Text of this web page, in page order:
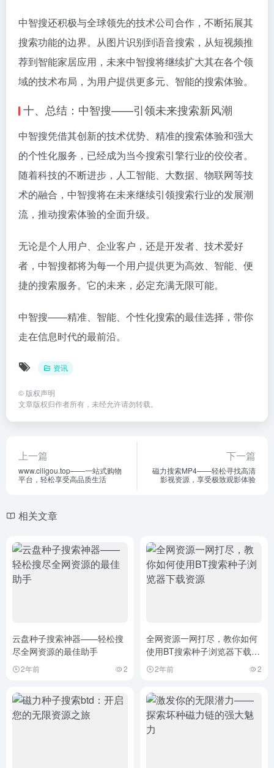
中智搜还积极与全球领先的技术公司合作，不断拓展其
搜索功能的边界。从图片识别到语音搜索，从短视频推
荐到智能家居应用，未来中智搜将继续扩大其在各个领
域的技术布局，为用户提供更多元、智能的搜索体验。
十、总结：中智搜——引领未来搜索新风潮
中智搜凭借其创新的技术优势、精准的搜索体验和强大
的个性化服务，已经成为当今搜索引擎行业的佼佼者。
随着科技的不断进步，人工智能、大数据、物联网等技
术的融合，中智搜将在未来继续引领搜索行业的发展潮
流，推动搜索体验的全面升级。
无论是个人用户、企业客户，还是开发者、技术爱好
者，中智搜都将为每一个用户提供更为高效、智能、便
捷的搜索服务。它的未来，必定充满无限可能。
中智搜——精准、智能、个性化搜索的最佳选择，带你
走在信息时代的最前沿。
资讯
© 版权声明
文章版权归作者所有，未经允许请勿转载。
上一篇
www.ciligou.top——一站式购物
平台，轻松享受高品质生活
下一篇
磁力搜索MP4——轻松寻找高清
影视资源，享受极致观影体验
相关文章
云盘种子搜索神器——轻松搜
尽全网资源的最佳助手
2年前 2
全网资源一网打尽，教你如何
使用BT搜索种子浏览器下载资
源2年前 2